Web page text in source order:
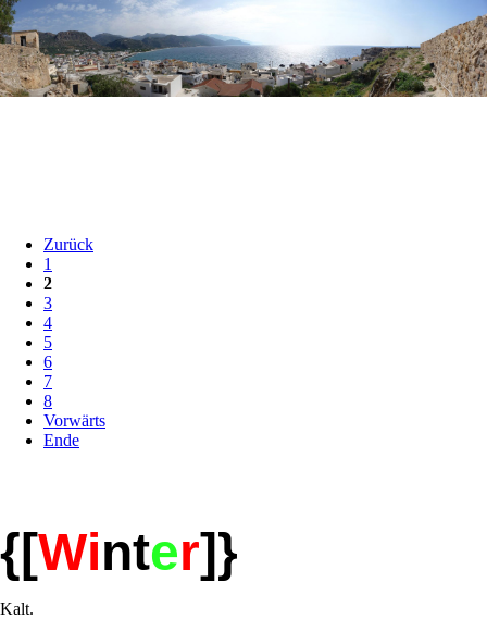
Zurück
1
2
3
4
5
6
7
8
Vorwärts
Ende
{[Winter]}
Kalt.